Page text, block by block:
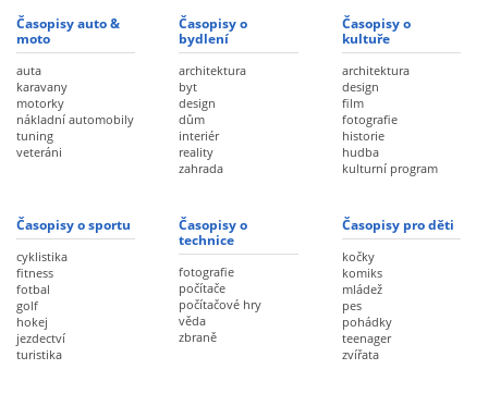
Časopisy auto &
moto
auta
karavany
motorky
nákladní automobily
tuning
veteráni
Časopisy o
bydlení
architektura
byt
design
dům
interiér
reality
zahrada
Časopisy o
kultuře
architektura
design
film
fotografie
historie
hudba
kulturní program
Časopisy o sportu
cyklistika
fitness
fotbal
golf
hokej
jezdectví
turistika
Časopisy o
technice
fotografie
počítače
počítačové hry
věda
zbraně
Časopisy pro děti
kočky
komiks
mládež
pes
pohádky
teenager
zvířata